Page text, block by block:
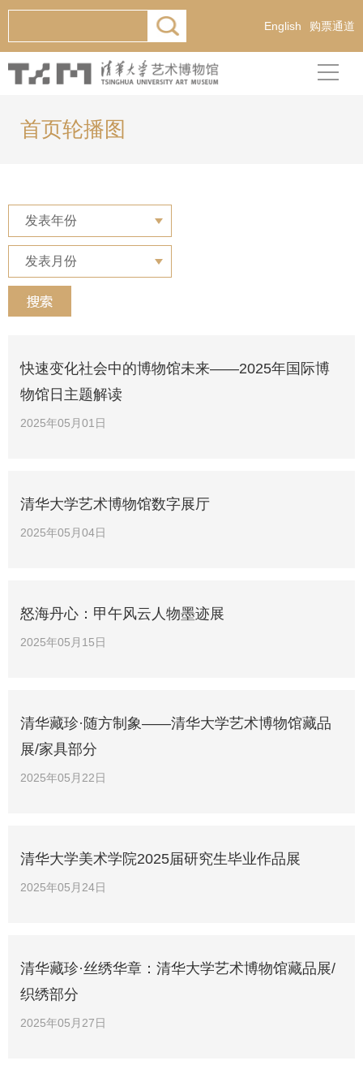
English 购票通道
首页轮播图
发表年份
发表月份
快速变化社会中的博物馆未来——2025年国际博
物馆日主题解读
2025年05月01日
清华大学艺术博物馆数字展厅
2025年05月04日
怒海丹心：甲午风云人物墨迹展
2025年05月15日
清华藏珍·随方制象——清华大学艺术博物馆藏品
展/家具部分
2025年05月22日
清华大学美术学院2025届研究生毕业作品展
2025年05月24日
清华藏珍·丝绣华章：清华大学艺术博物馆藏品展/
织绣部分
2025年05月27日